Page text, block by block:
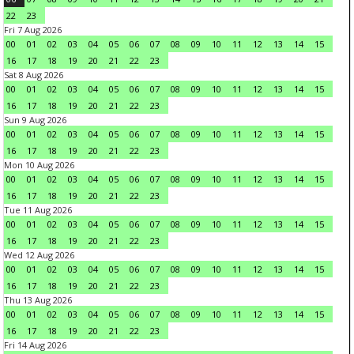
22
23
Fri 7 Aug 2026
00
01 02 03 04 05 06 07 08 09 10 11 12 13 14
15
16
17 18 19 20 21 22
23
Sat 8 Aug 2026
00
01 02 03 04 05 06 07 08 09 10 11 12 13 14
15
16
17 18 19 20 21 22
23
Sun 9 Aug 2026
00
01 02 03 04 05 06 07 08 09 10 11 12 13 14
15
16
17 18 19 20 21 22
23
Mon 10 Aug 2026
00
01 02 03 04 05 06 07 08 09 10 11 12 13 14
15
16
17 18 19 20 21 22
23
Tue 11 Aug 2026
00
01 02 03 04 05 06 07 08 09 10 11 12 13 14
15
16
17 18 19 20 21 22
23
Wed 12 Aug 2026
00
01 02 03 04 05 06 07 08 09 10 11 12 13 14
15
16
17 18 19 20 21 22
23
Thu 13 Aug 2026
00
01 02 03 04 05 06 07 08 09 10 11 12 13 14
15
16
17 18 19 20 21 22
23
Fri 14 Aug 2026